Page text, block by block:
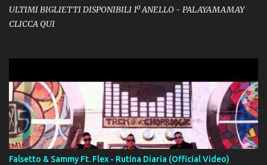
ULTIMI BIGLIETTI DISPONIBILI 1º ANELLO - PALAYAMAMAY
CLICCA QUI
Falsetto & Sammy Ft. Flex - Rutina Diaria (Official Video)